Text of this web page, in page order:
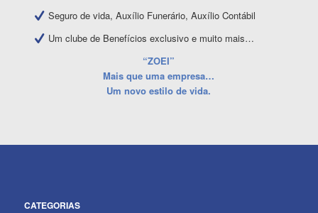
Seguro de vida, Auxílio Funerário, Auxílio Contábil
Um clube de Benefícios exclusivo e muito mais…
“ZOEI”
Mais que uma empresa…
Um novo estilo de vida.
CATEGORIAS